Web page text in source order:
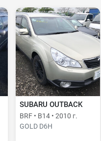
SUBARU OUTBACK
BRF • B14 • 2010 г.
GOLD D6H